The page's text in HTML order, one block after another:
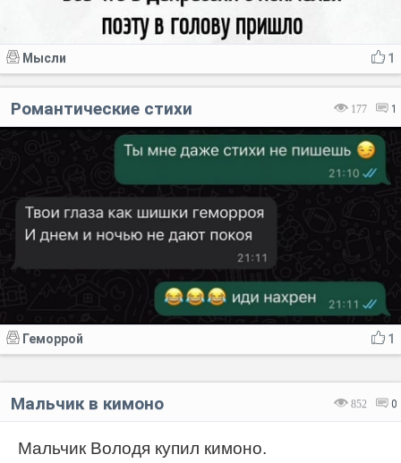
1
Мысли
177 1
Романтические стихи
1
Геморрой
852 0
Мальчик в кимоно
Мальчик Володя купил кимоно.